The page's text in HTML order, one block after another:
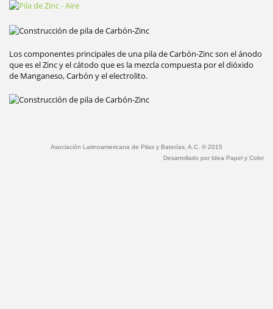
Los componentes principales de una pila de Carbón-Zinc son el ánodo
que es el Zinc y el cátodo que es la mezcla compuesta por el dióxido
de Manganeso, Carbón y el electrolito.
Asociación Latinoamericana de Pilas y Baterías, A.C. © 2015
Desarrollado por Idea Papel y Color